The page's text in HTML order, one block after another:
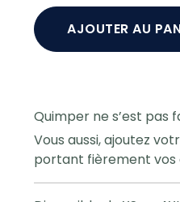
AJOUTER AU
Quimper ne s’est pas
Vous aussi, ajoutez
portant fièrement vos